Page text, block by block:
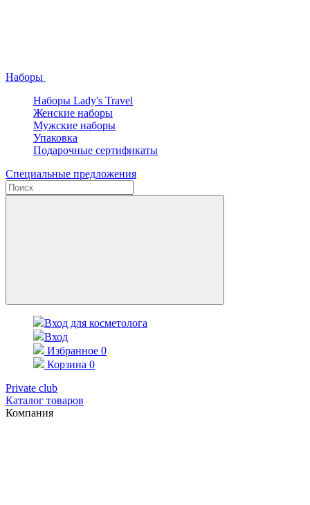
Наборы
Наборы Lady's Travel
Женские наборы
Мужские наборы
Упаковка
Подарочные сертификаты
Специальные предложения
Вход для косметолога
Вход
Избранное 0
Корзина 0
Private club
Каталог товаров
Компания